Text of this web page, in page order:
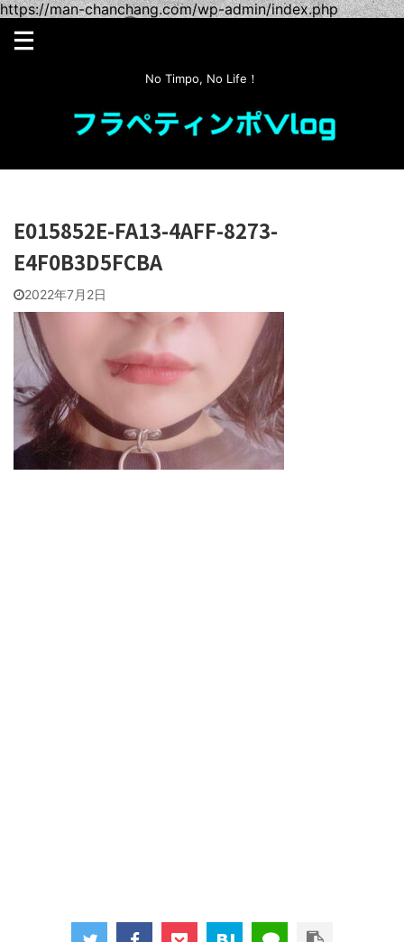
https://man-chanchang.com/wp-admin/index.php
No Timpo, No Life！
E015852E-FA13-4AFF-8273-
E4F0B3D5FCBA
2022年7月2日